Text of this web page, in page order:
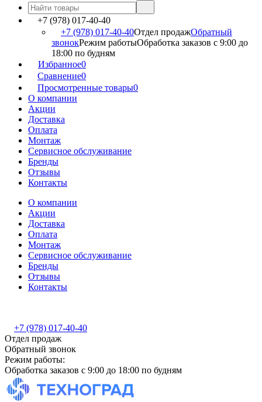
+7 (978) 017-40-40
+7 (978) 017-40-40Отдел продажОбратный
звонокРежим работыОбработка заказов с 9:00 до
18:00 по будням
Избранное0
Сравнение0
Просмотренные товары0
О компании
Акции
Доставка
Оплата
Монтаж
Сервисное обслуживание
Бренды
Отзывы
Контакты
О компании
Акции
Доставка
Оплата
Монтаж
Сервисное обслуживание
Бренды
Отзывы
Контакты
+7 (978) 017-40-40
Отдел продаж
Обратный звонок
Режим работы:
Обработка заказов с 9:00 до 18:00 по будням